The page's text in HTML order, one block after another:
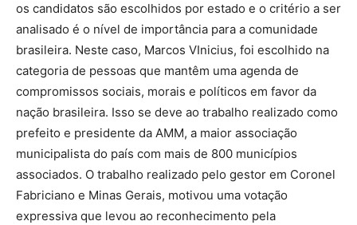
os candidatos são escolhidos por estado e o critério a ser
analisado é o nível de importância para a comunidade
brasileira. Neste caso, Marcos VInicius, foi escolhido na
categoria de pessoas que mantêm uma agenda de
compromissos sociais, morais e políticos em favor da
nação brasileira. Isso se deve ao trabalho realizado como
prefeito e presidente da AMM, a maior associação
municipalista do país com mais de 800 municípios
associados. O trabalho realizado pelo gestor em Coronel
Fabriciano e Minas Gerais, motivou uma votação
expressiva que levou ao reconhecimento pela